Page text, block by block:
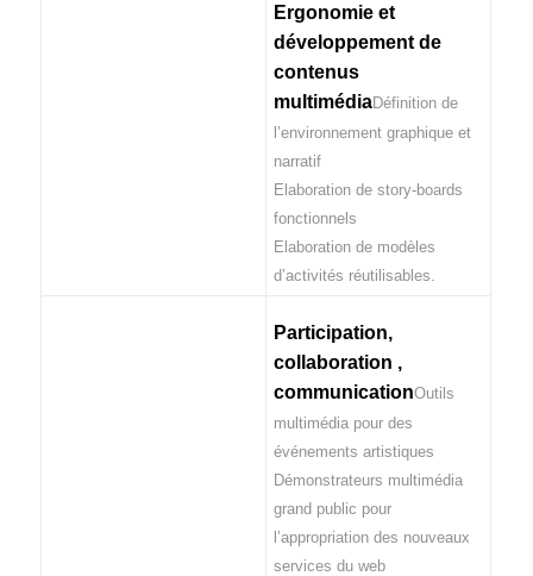
Ergonomie et
développement de
contenus
multimédiaDéfinition de
l’environnement graphique et
narratif
Elaboration de story-boards
fonctionnels
Elaboration de modèles
d’activités réutilisables.
Participation,
collaboration ,
communicationOutils
multimédia pour des
événements artistiques
Démonstrateurs multimédia
grand public pour
l’appropriation des nouveaux
services du web